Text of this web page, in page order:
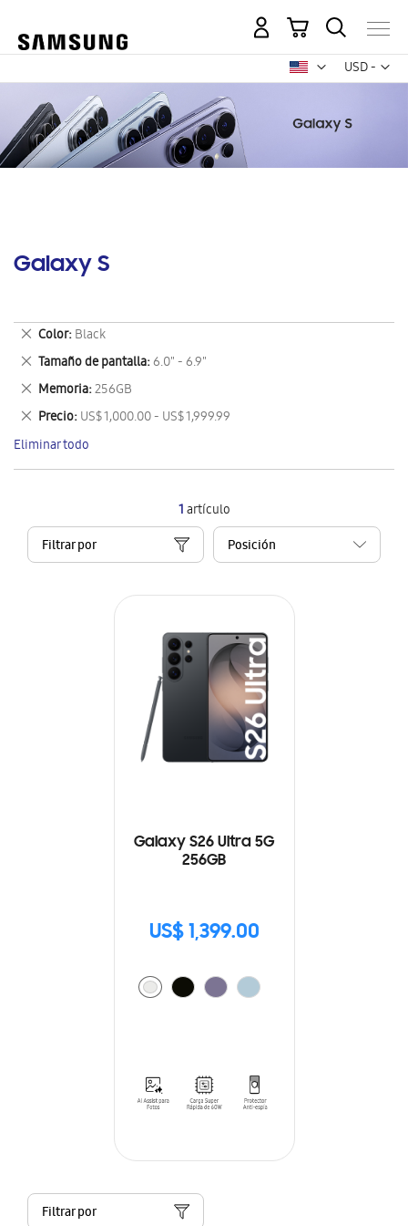
USD -
dólar
Mi carrito
Galaxy S
1artículo
Filtrar por
Galaxy S26 Ultra 5G
256GB
US$ 1,399.00
Filtrar por
Color Black
Eliminar
este
artículo
Tamaño de pantalla 6.0" - 6.9"
Eliminar
este
artículo
Memoria 256GB
Eliminar
este
artículo
Precio US$ 1,000.00 - US$ 1,999.99
Eliminar
este
artículo
Eliminar todo